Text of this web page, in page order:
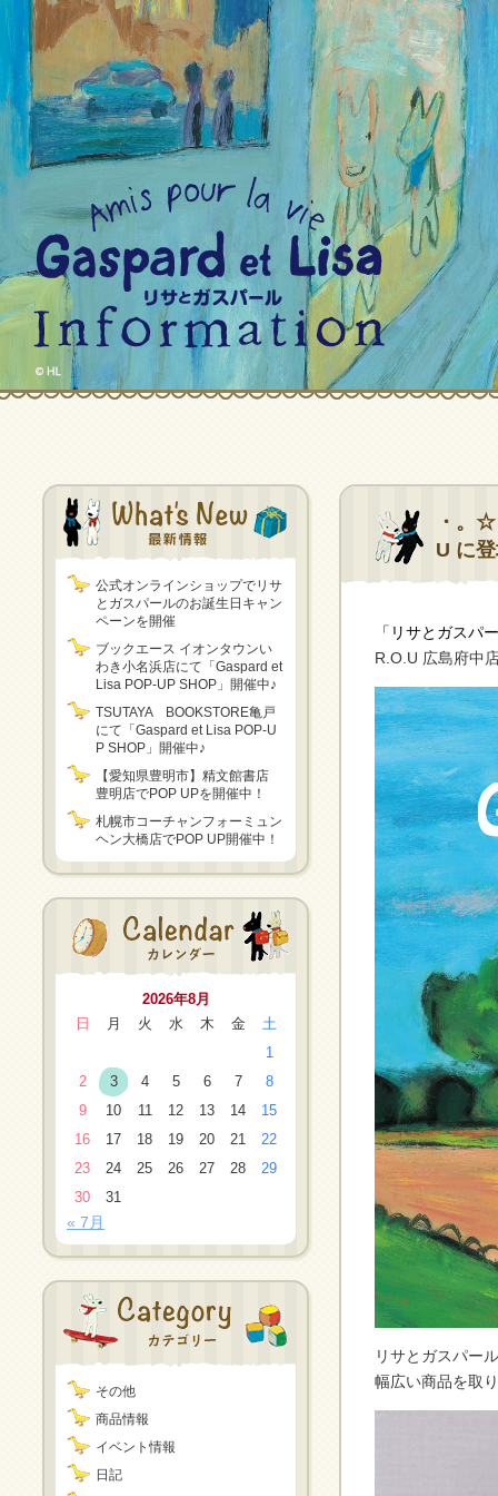
公式オンラインショップでリサ
とガスパールのお誕生日キャン
ペーンを開催
ブックエース イオンタウンい
わき小名浜店にて「Gaspard et
Lisa POP-UP SHOP」開催中♪
TSUTAYA BOOKSTORE亀戸
にて「Gaspard et Lisa POP-U
P SHOP」開催中♪
【愛知県豊明市】精文館書店
豊明店でPOP UPを開催中！
札幌市コーチャンフォーミュン
ヘン大橋店でPOP UP開催中！
2026年8月
日
月 火 水 木 金
土
1
2
3 4 5 6 7
8
9
10 11 12 13 14
15
16
17 18 19 20 21
22
23
24 25 26 27 28
29
30
31
« 7月
その他
商品情報
イベント情報
日記
・。
U に
「リサとガスパ
R.O.U 広島府中
リサとガスパー
幅広い商品を取